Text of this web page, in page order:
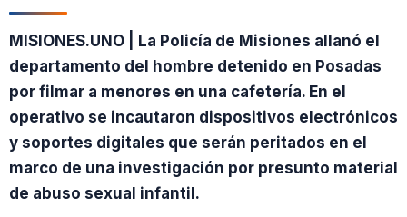
MISIONES.UNO | La Policía de Misiones allanó el
departamento del hombre detenido en Posadas
por filmar a menores en una cafetería. En el
operativo se incautaron dispositivos electrónicos
y soportes digitales que serán peritados en el
marco de una investigación por presunto material
de abuso sexual infantil.